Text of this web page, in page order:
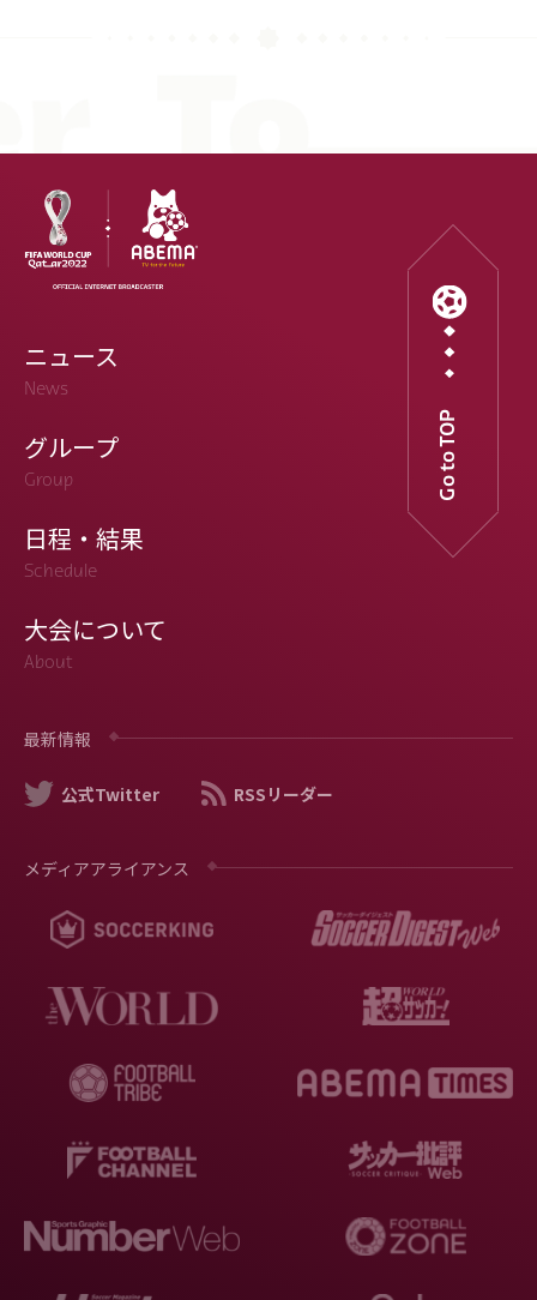
ニュース
News
グループ
Group
日程・結果
Schedule
大会について
About
最新情報
公式Twitter RSSリーダー
メディアアライアンス
Go to TOP